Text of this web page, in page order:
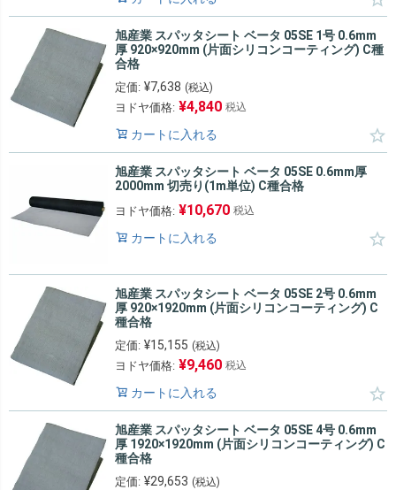
旭産業 スパッタシート ベータ 05SE 1号 0.6mm
厚 920×920mm (片面シリコンコーティング) C種
合格
定価: ¥7,638 (税込)
ヨドヤ価格: ¥4,840 税込
カートに入れる
旭産業 スパッタシート ベータ 05SE 0.6mm厚
2000mm 切売り(1m単位) C種合格
ヨドヤ価格: ¥10,670 税込
カートに入れる
旭産業 スパッタシート ベータ 05SE 2号 0.6mm
厚 920×1920mm (片面シリコンコーティング) C
種合格
定価: ¥15,155 (税込)
ヨドヤ価格: ¥9,460 税込
カートに入れる
旭産業 スパッタシート ベータ 05SE 4号 0.6mm
厚 1920×1920mm (片面シリコンコーティング) C
種合格
定価: ¥29,653 (税込)